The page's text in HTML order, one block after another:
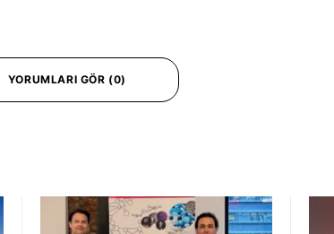
YORUMLARI GÖR (0)